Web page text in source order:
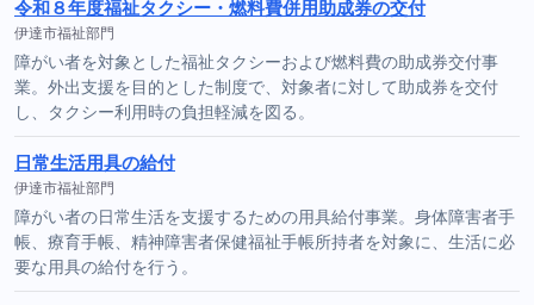
令和８年度福祉タクシー・燃料費併用助成券の交付
伊達市福祉部門
障がい者を対象とした福祉タクシーおよび燃料費の助成券交付事
業。外出支援を目的とした制度で、対象者に対して助成券を交付
し、タクシー利用時の負担軽減を図る。
日常生活用具の給付
伊達市福祉部門
障がい者の日常生活を支援するための用具給付事業。身体障害者手
帳、療育手帳、精神障害者保健福祉手帳所持者を対象に、生活に必
要な用具の給付を行う。